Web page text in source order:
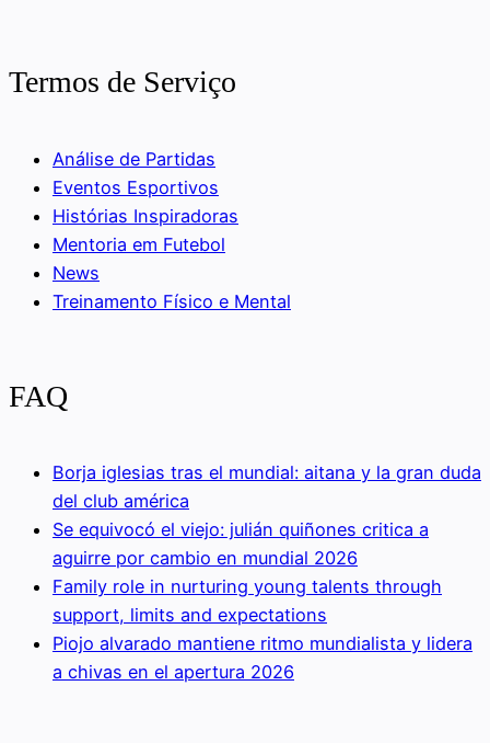
Termos de Serviço
Análise de Partidas
Eventos Esportivos
Histórias Inspiradoras
Mentoria em Futebol
News
Treinamento Físico e Mental
FAQ
Borja iglesias tras el mundial: aitana y la gran duda
del club américa
Se equivocó el viejo: julián quiñones critica a
aguirre por cambio en mundial 2026
Family role in nurturing young talents through
support, limits and expectations
Piojo alvarado mantiene ritmo mundialista y lidera
a chivas en el apertura 2026